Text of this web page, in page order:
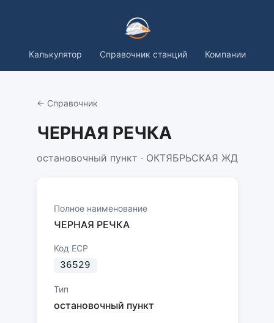
Калькулятор Справочник станций Компании
← Справочник
ЧЕРНАЯ РЕЧКА
остановочный пункт · ОКТЯБРЬСКАЯ ЖД
Полное наименование
ЧЕРНАЯ РЕЧКА
Код ЕСР
36529
Тип
остановочный пункт